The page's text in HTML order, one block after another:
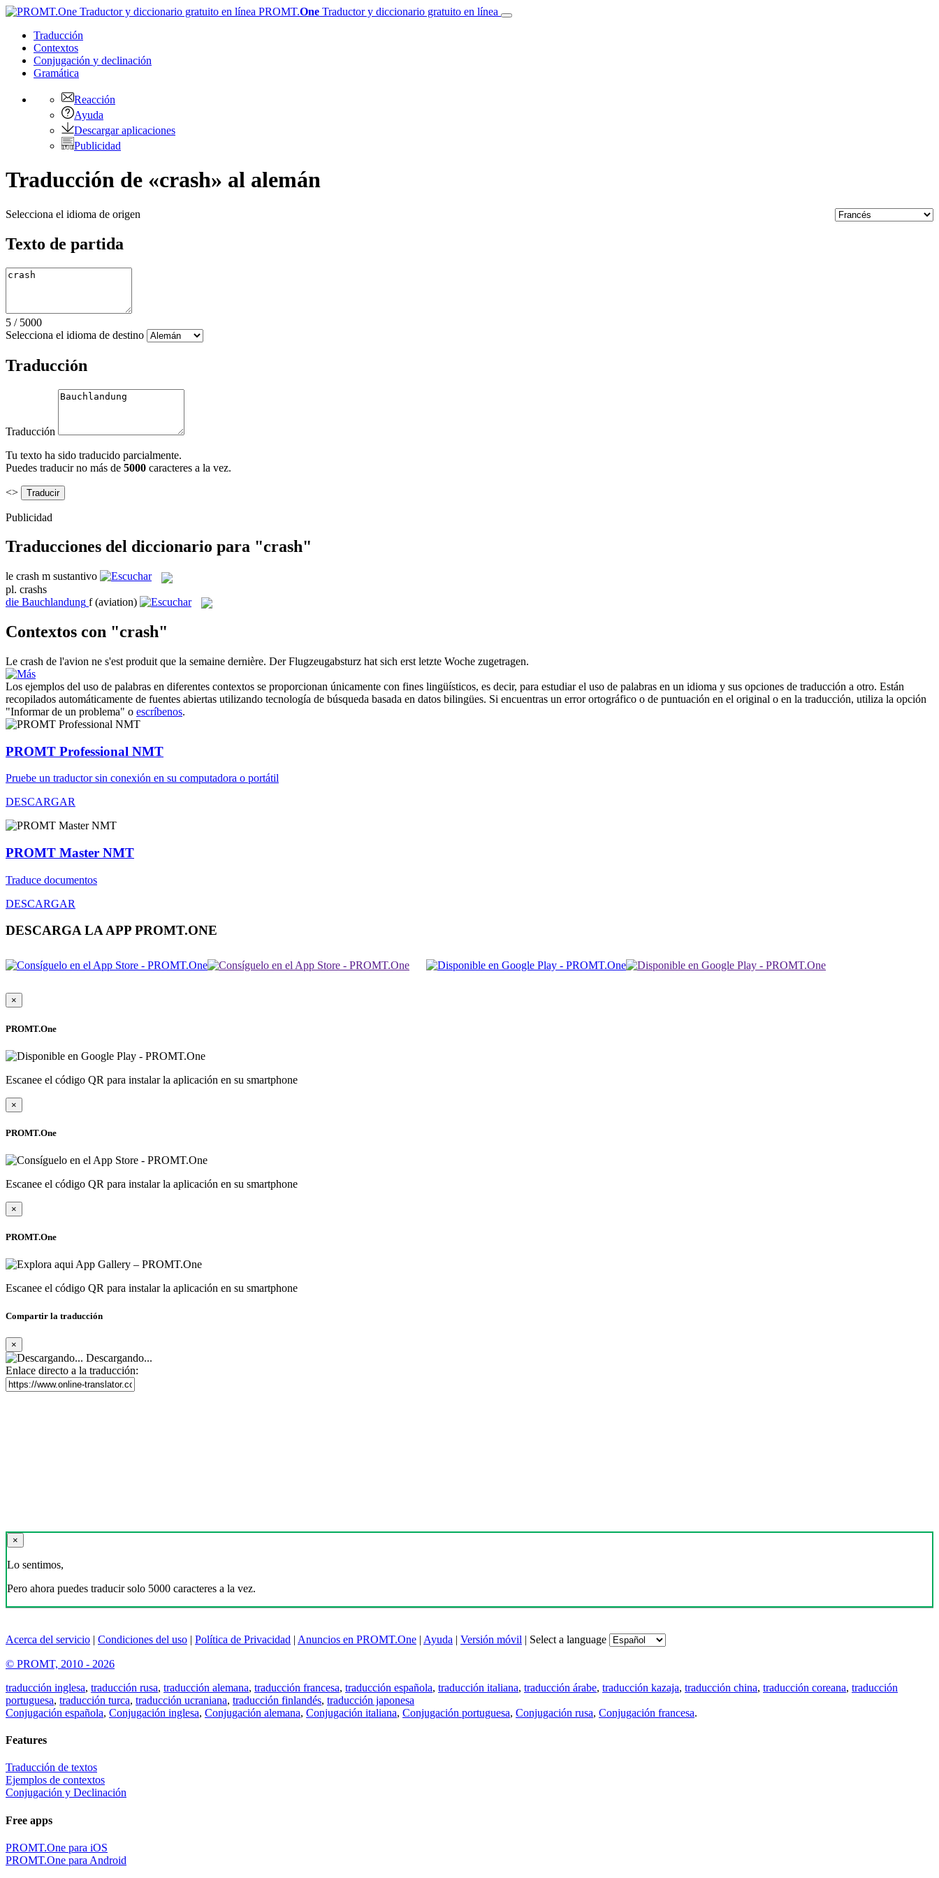
PROMT.One Traductor y diccionario gratuito en línea
Traducción
Contextos
Conjugación y declinación
Gramática
Reacción
Ayuda
Descargar aplicaciones
Publicidad
Traducción de «crash» al alemán
Selecciona el idioma de origen
Texto de partida
5 / 5000
Selecciona el idioma de destino
Traducción
Traducción
Tu texto ha sido traducido parcialmente.
Puedes traducir no más de 5000 caracteres a la vez.
<>
Publicidad
Traducciones del diccionario para "crash"
le crash m sustantivo
pl. crashs
die Bauchlandung f (aviation)
Contextos con "crash"
Le crash de l'avion ne s'est produit que la semaine dernière. Der Flugzeugabsturz hat sich erst letzte Woche zugetragen.
Los ejemplos del uso de palabras en diferentes contextos se proporcionan únicamente con fines lingüísticos, es decir, para estudiar el uso de palabras en un idioma y sus opciones de traducción a otro. Están
recopilados automáticamente de fuentes abiertas utilizando tecnología de búsqueda basada en datos bilingües. Si encuentras un error ortográfico o de puntuación en el original o en la traducción, utiliza la opción
"Informar de un problema" o escríbenos.
PROMT Professional NMT
Pruebe un traductor sin conexión en su computadora o portátil
DESCARGAR
PROMT Master NMT
Traduce documentos
DESCARGAR
DESCARGA LA APP PROMT.ONE
×
PROMT.One
Escanee el código QR para instalar la aplicación en su smartphone
×
PROMT.One
Escanee el código QR para instalar la aplicación en su smartphone
×
PROMT.One
Escanee el código QR para instalar la aplicación en su smartphone
Compartir la traducción
×
Descargando...
Enlace directo a la traducción:
×
Lo sentimos,
Pero ahora puedes traducir solo 5000 caracteres a la vez.
Acerca del servicio | Condiciones del uso | Política de Privacidad | Anuncios en PROMT.One | Ayuda | Versión móvil | Select a language
© PROMT, 2010 - 2026
traducción inglesa, traducción rusa, traducción alemana, traducción francesa, traducción española, traducción italiana, traducción árabe, traducción kazaja, traducción china, traducción coreana, traducción
portuguesa, traducción turca, traducción ucraniana, traducción finlandés, traducción japonesa
Conjugación española, Conjugación inglesa, Conjugación alemana, Conjugación italiana, Conjugación portuguesa, Conjugación rusa, Conjugación francesa.
Features
Traducción de textos
Ejemplos de contextos
Conjugación y Declinación
Free apps
PROMT.One para iOS
PROMT.One para Android